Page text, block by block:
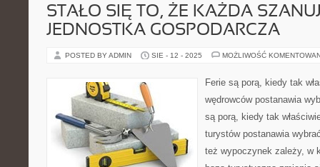
STAŁO SIĘ TO, ŻE KAŻDA
JEDNOSTKA GOSPODARCZA
POSTED BY ADMIN SIE - 12 - 2025 MOŻLIWOŚĆ
Ferie są porą, kiedy tak
wędrowców postanawia
są porą, kiedy tak
turystów postanawia
też wypoczynek zależy, w